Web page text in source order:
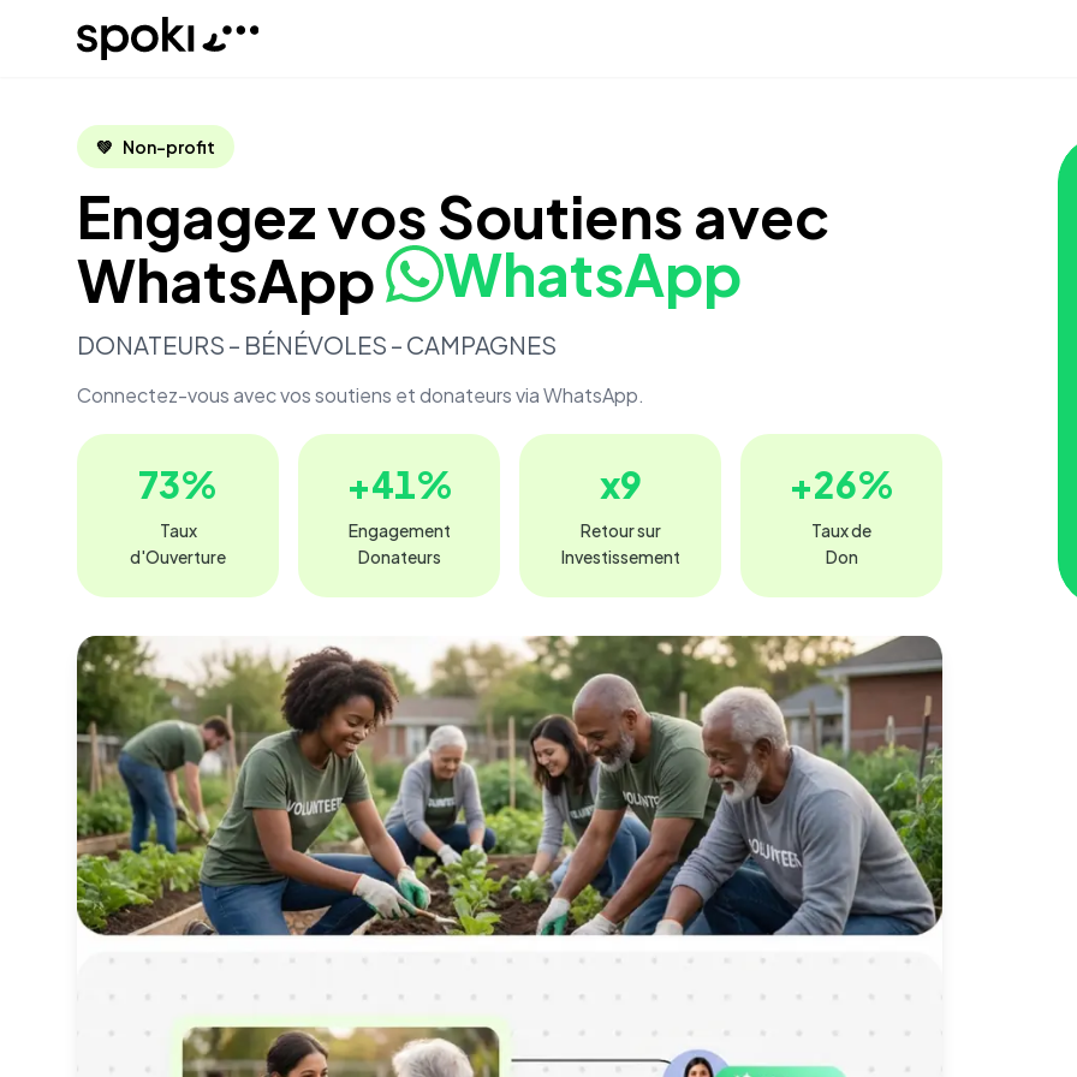
Spoki
💚 Non-profit
Engagez vos Soutiens avec
WhatsApp
WhatsApp
DONATEURS – BÉNÉVOLES – CAMPAGNES
Connectez-vous avec vos soutiens et donateurs via WhatsApp.
73%
Taux
d'Ouverture
+41%
Engagement
Donateurs
x9
Retour sur
Investissement
+26%
Taux de
Don